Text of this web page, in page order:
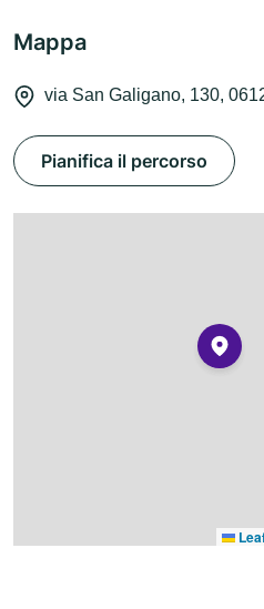
Mappa
via San Galigano, 130,
Pianifica il percorso